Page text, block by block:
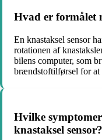
Hvad er formålet
En knastaksel sensor
rotationen af
bilens computer, som
brændstoftilførsel for
Hvilke
knastaksel sensor?